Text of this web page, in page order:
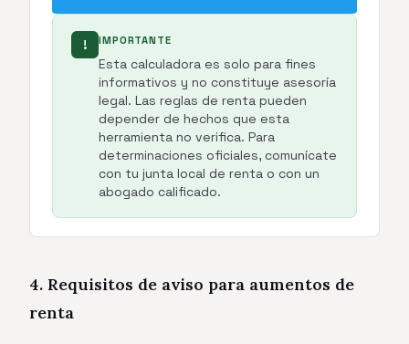
! IMPORTANTE
Esta calculadora es solo para fines
informativos y no constituye asesoría
legal. Las reglas de renta pueden
depender de hechos que esta
herramienta no verifica. Para
determinaciones oficiales, comunícate
con tu junta local de renta o con un
abogado calificado.
4. Requisitos de aviso para aumentos de
renta